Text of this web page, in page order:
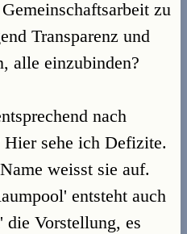
zu
Transparenz und
alle einzubinden?
nach
sehe ich Defizite.
weisst sie auf.
entsteht auch
Vorstellung, es